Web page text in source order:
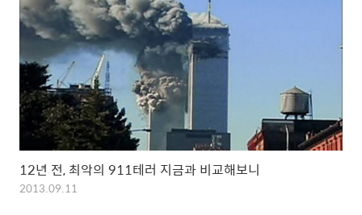
12년 전, 최악의 911테러 지금과 비교해보니
2013.09.11